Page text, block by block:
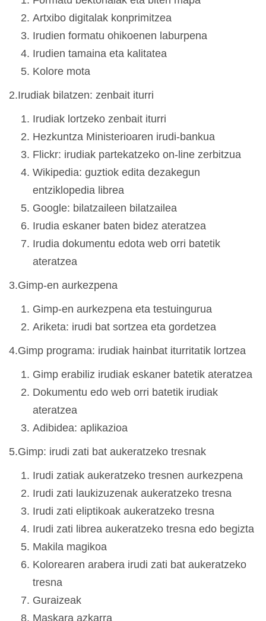
Artxibo digitalak konprimitzea
Irudien formatu ohikoenen laburpena
Irudien tamaina eta kalitatea
Kolore mota
2.Irudiak bilatzen: zenbait iturri
Irudiak lortzeko zenbait iturri
Hezkuntza Ministerioaren irudi-bankua
Flickr: irudiak partekatzeko on-line zerbitzua
Wikipedia: guztiok edita dezakegun
entziklopedia librea
Google: bilatzaileen bilatzailea
Irudia eskaner baten bidez ateratzea
Irudia dokumentu edota web orri batetik
ateratzea
3.Gimp-en aurkezpena
Gimp-en aurkezpena eta testuingurua
Ariketa: irudi bat sortzea eta gordetzea
4.Gimp programa: irudiak hainbat iturritatik lortzea
Gimp erabiliz irudiak eskaner batetik ateratzea
Dokumentu edo web orri batetik irudiak
ateratzea
Adibidea: aplikazioa
5.Gimp: irudi zati bat aukeratzeko tresnak
Irudi zatiak aukeratzeko tresnen aurkezpena
Irudi zati laukizuzenak aukeratzeko tresna
Irudi zati eliptikoak aukeratzeko tresna
Irudi zati librea aukeratzeko tresna edo begizta
Makila magikoa
Kolorearen arabera irudi zati bat aukeratzeko
tresna
Guraizeak
Maskara azkarra